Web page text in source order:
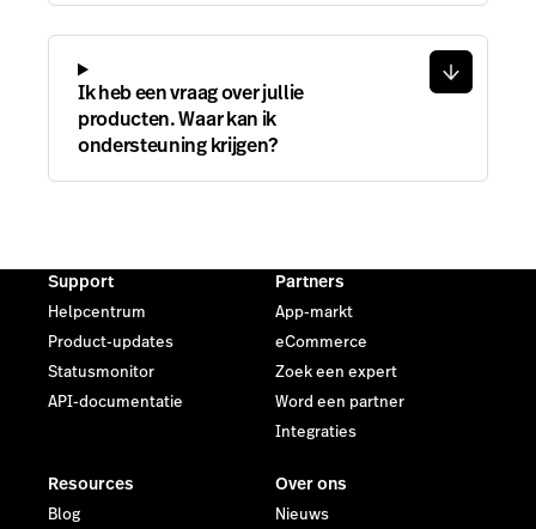
Ik heb een vraag over jullie
producten. Waar kan ik
ondersteuning krijgen?
Support
Helpcentrum
Product-updates
Statusmonitor
API-documentatie
Partners
App-markt
eCommerce
Zoek een expert
Word een partner
Integraties
Resources
Blog
Over ons
Nieuws